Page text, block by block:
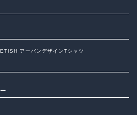
アーバンデザインTシャツ